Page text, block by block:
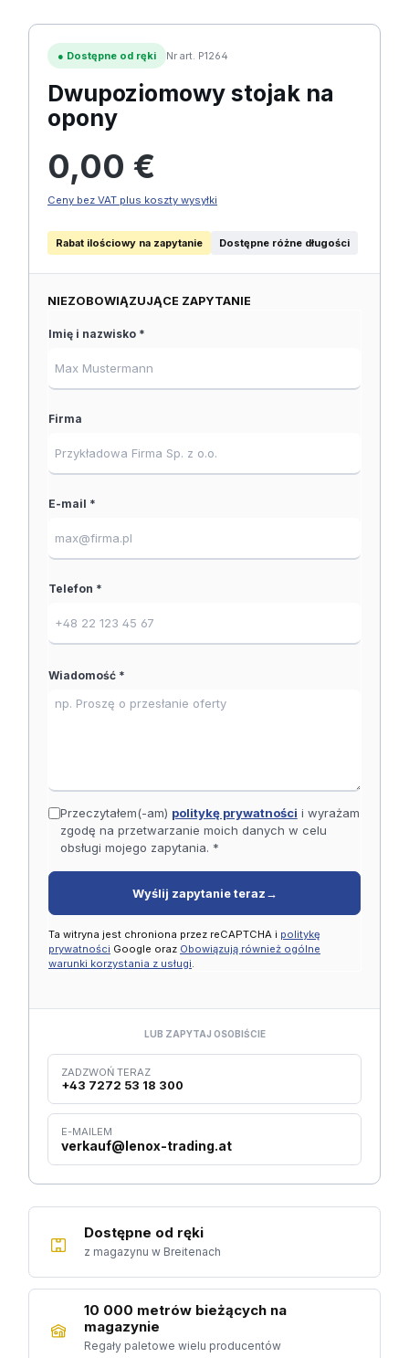
● Dostępne od ręki Nr art. P1264
Dwupoziomowy stojak na
opony
0,00 €
Ceny bez VAT plus koszty wysyłki
Rabat ilościowy na zapytanie Dostępne różne długości
NIEZOBOWIĄZUJĄCE ZAPYTANIE
Imię i nazwisko *
Firma
E-mail *
Telefon *
Wiadomość *
Przeczytałem(-am) politykę prywatności i wyrażam
zgodę na przetwarzanie moich danych w celu
obsługi mojego zapytania. *
Wyślij zapytanie teraz →
Ta witryna jest chroniona przez reCAPTCHA i politykę
prywatności Google oraz Obowiązują również ogólne
warunki korzystania z usługi.
LUB ZAPYTAJ OSOBIŚCIE
ZADZWOŃ TERAZ
+43 7272 53 18 300
E-MAILEM
verkauf@lenox-trading.at
Dostępne od ręki
z magazynu w Breitenach
10 000 metrów bieżących na
magazynie
Regały paletowe wielu producentów